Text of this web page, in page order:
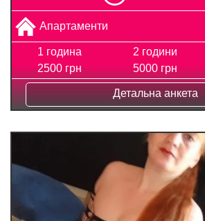
Апартаменти
1 година
2500 грн
2 години
5000 грн
Детальна анкета